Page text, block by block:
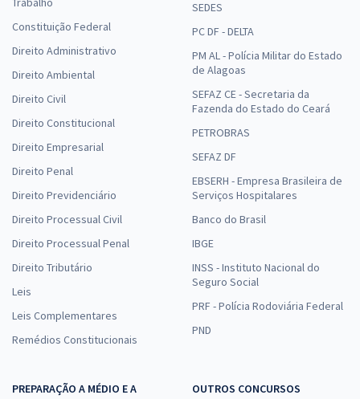
Constituição Federal
Direito Administrativo
Direito Ambiental
Direito Civil
Direito Constitucional
Direito Empresarial
Direito Penal
Direito Previdenciário
Direito Processual Civil
Direito Processual Penal
Direito Tributário
Leis
Leis Complementares
Remédios Constitucionais
SEDES
PC DF - DELTA
PM AL - Polícia Militar do Estado
de Alagoas
SEFAZ CE - Secretaria da
Fazenda do Estado do Ceará
PETROBRAS
SEFAZ DF
EBSERH - Empresa Brasileira de
Serviços Hospitalares
Banco do Brasil
IBGE
INSS - Instituto Nacional do
Seguro Social
PRF - Polícia Rodoviária Federal
PND
PREPARAÇÃO A MÉDIO E A
OUTROS CONCURSOS